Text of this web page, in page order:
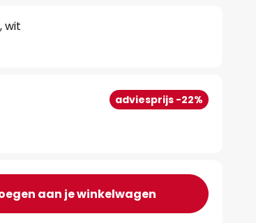
wit
adviesprijs -22%
aan je winkelwagen